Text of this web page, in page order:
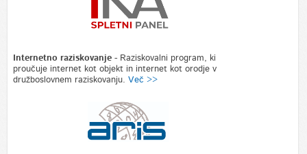
Internetno raziskovanje -Raziskovalni program, ki
proučuje internet kot objekt in internet kot orodje v
družboslovnem raziskovanju. Več >>